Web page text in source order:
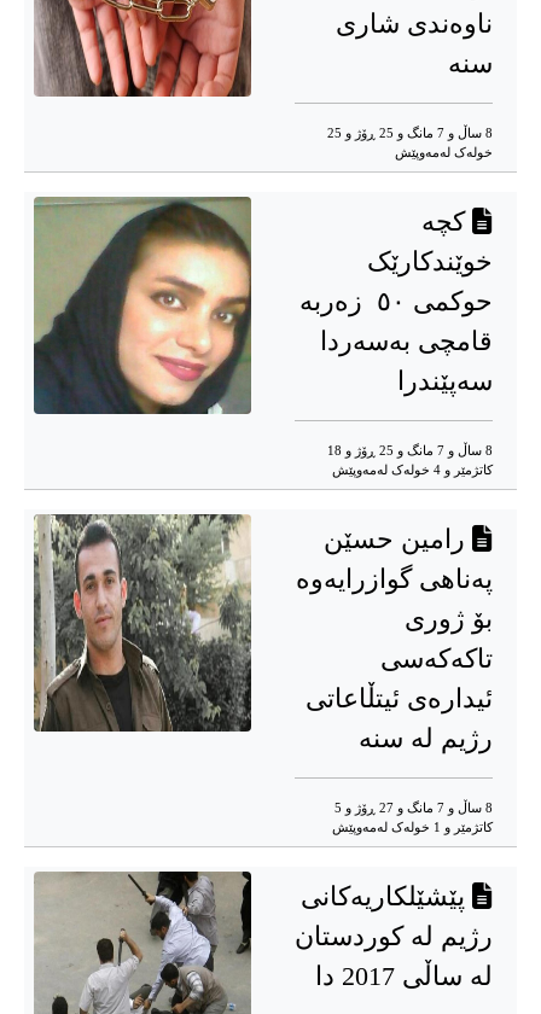
ناوەندی شاری
سنە
8 ساڵ و 7 مانگ و 25 ڕۆژ و 25
خوله‌ک له‌مه‌وپێش‌
کچە
خوێندکارێک
حوکمی ٥٠ زەربە
قامچی بەسەردا
سەپێندرا
8 ساڵ و 7 مانگ و 25 ڕۆژ و 18
کاتژمێر و 4 خوله‌ک له‌مه‌وپێش‌
رامین حسێن
پەناهی گوازرایەوە
بۆ ژوری
تاکەکەسی
ئیدارەی ئیتڵاعاتی
رژیم لە سنە
8 ساڵ و 7 مانگ و 27 ڕۆژ و 5
کاتژمێر و 1 خوله‌ک له‌مه‌وپێش‌
پێشێلکاریەکانی
رژیم لە کوردستان
لە ساڵی 2017 دا